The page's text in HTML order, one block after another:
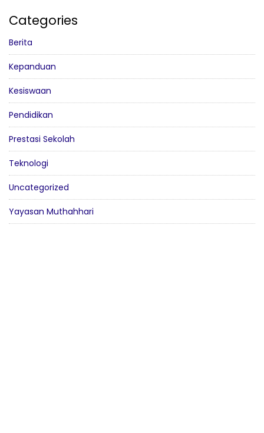
Categories
Berita
Kepanduan
Kesiswaan
Pendidikan
Prestasi Sekolah
Teknologi
Uncategorized
Yayasan Muthahhari